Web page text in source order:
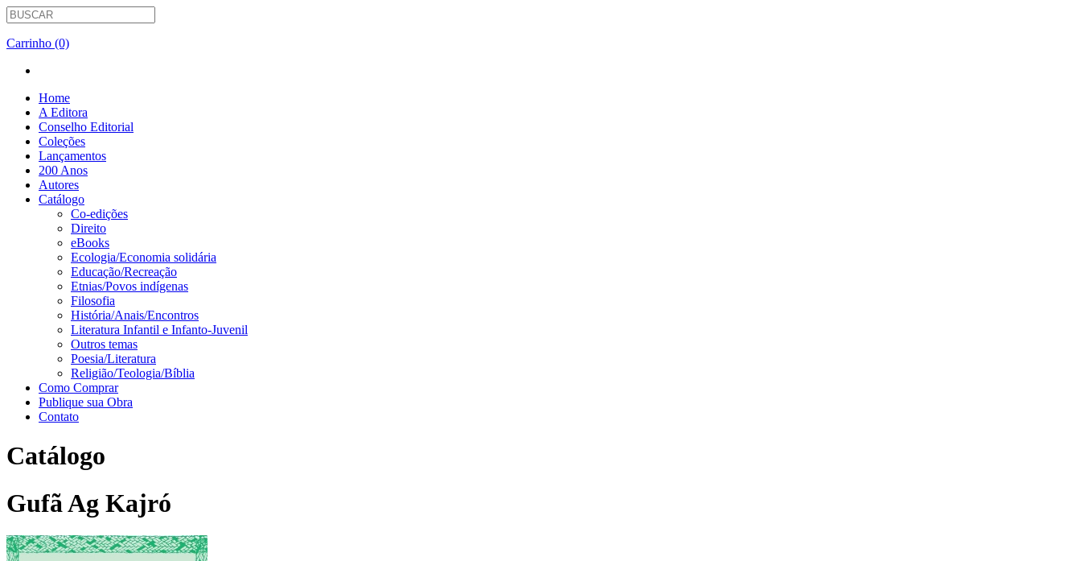
Carrinho (0)
Home
A Editora
Conselho Editorial
Coleções
Lançamentos
200 Anos
Autores
Catálogo
Co-edições
Direito
eBooks
Ecologia/Economia solidária
Educação/Recreação
Etnias/Povos indígenas
Filosofia
História/Anais/Encontros
Literatura Infantil e Infanto-Juvenil
Outros temas
Poesia/Literatura
Religião/Teologia/Bíblia
Como Comprar
Publique sua Obra
Contato
Catálogo
Gufã Ag Kajró